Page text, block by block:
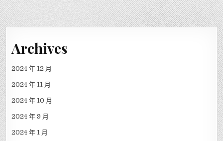
Archives
2024 年 12 月
2024 年 11 月
2024 年 10 月
2024 年 9 月
2024 年 1 月